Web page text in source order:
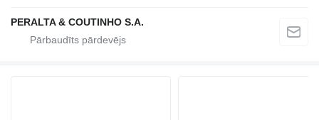
PERALTA & COUTINHO S.A.